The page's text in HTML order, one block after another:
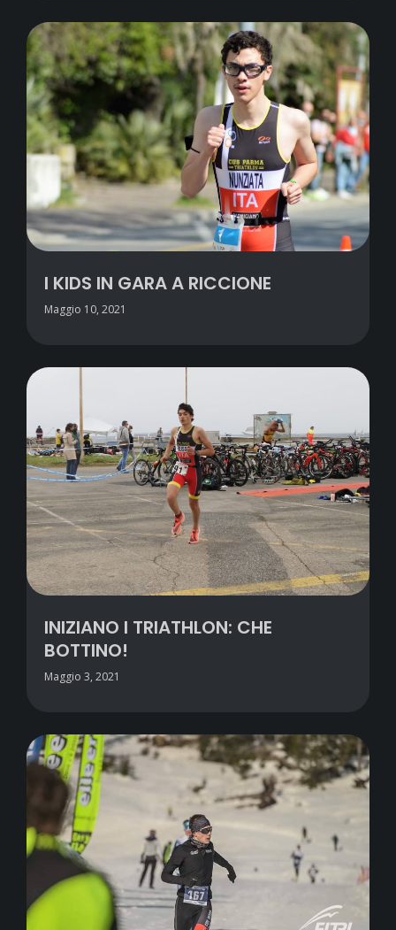
I KIDS IN GARA A RICCIONE
Maggio 10, 2021
INIZIANO I TRIATHLON: CHE
BOTTINO!
Maggio 3, 2021